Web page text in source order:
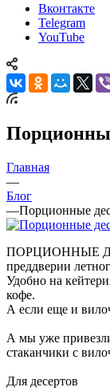
Вконтакте
Telegram
YouTube
Главная
—
Блог
—Порционные
ПОРЦИОННЫЕ
преддверии
Удобно на
кофе.
А если еще и
А мы уже
стаканчики с
Для десертов